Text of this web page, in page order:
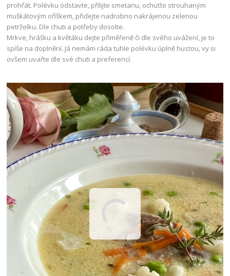
prohřát. Polévku odstavte, přilijte smetanu, ochuťte strouhaným
muškátovým oříškem, přidejte nadrobno nakrájenou zelenou
petrželku. Dle chuti a potřeby dosolte.
Mrkve, hrášku a květáku dejte přiměřeně či dle svého uvážení, je to
spíše na doplnění. Já nemám ráda tuhle polévku úplně hustou, vy si
ovšem uvařte dle své chuti a preferencí.